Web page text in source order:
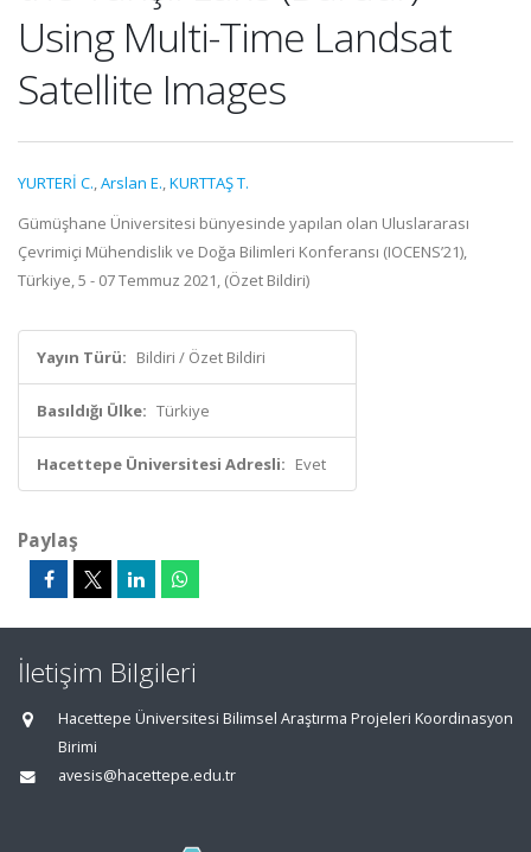
Using Multi-Time Landsat
Satellite Images
YURTERİ C.,Arslan E.,KURTTAŞ T.
Gümüşhane Üniversitesi bünyesinde yapılan olan Uluslararası
Çevrimiçi Mühendislik ve Doğa Bilimleri Konferansı (IOCENS’21),
Türkiye, 5 - 07 Temmuz 2021, (Özet Bildiri)
Yayın Türü: Bildiri / Özet Bildiri
Basıldığı Ülke: Türkiye
Hacettepe Üniversitesi Adresli: Evet
Paylaş
İletişim Bilgileri
Hacettepe Üniversitesi Bilimsel Araştırma Projeleri Koordinasyon
Birimi
avesis@hacettepe.edu.tr